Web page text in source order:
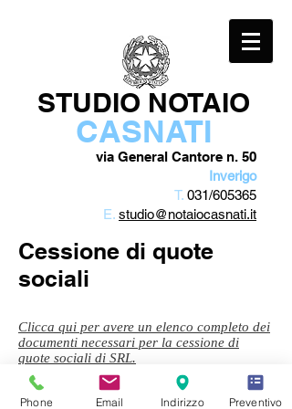
STUDIO NOTAIO
CASNATI
via General Cantore n. 50
Inverigo
T. 031/605365
E. studio@notaiocasnati.it
Cessione di quote
sociali
Clicca qui per avere un elenco completo dei
documenti necessari per la cessione di
quote sociali di SRL.
Phone Email Indirizzo Preventivo